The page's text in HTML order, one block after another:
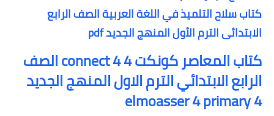
كتاب سلاح التلميذ في اللغة العربية الصف الرابع
الابتدائى الترم الأول المنهج الجديد pdf
كتاب المعاصر كونكت 4 connect 4 الصف
الرابع الابتدائي الترم الاول المنهج الجديد
elmoasser 4 primary 4